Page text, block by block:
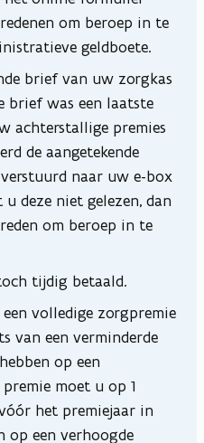
om beroep in te
geldboete.
brief van uw zorgkas
brief was een laatste
achterstallige premies
de aangetekende
naar uw e-box
deze niet gelezen, dan
om beroep in te
tijdig betaald.
volledige zorgpremie
van een verminderde
op een
moet u op 1
het premiejaar in
op een verhoogde